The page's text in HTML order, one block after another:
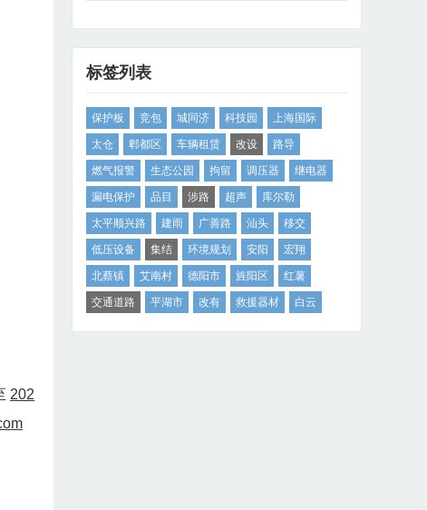
202
标签列表
保护板 竞包 城同济 科技园 上海国际
太仓 郫都区 车辆租赁 改设 路导
燃气报警 生态公园 拘留 调压器 继电器
漏电保护 品目 涉路 超声 库尔勒
太平顺兴路 建雨 广善路 汕头 移交
低压设备 集结 环境规划 安阳 宏翔
北蔡镇 艾南村 德阳市 旌阳区 红薯
交通道路 平湖市 改有 救援器材 白云